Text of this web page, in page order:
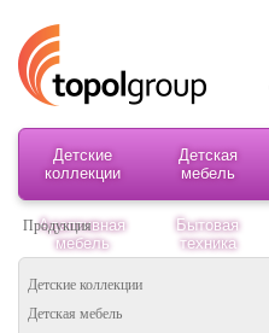
Детские
коллекции
Детская
мебель
Адаптивная
мебель
Бытовая
техника
Продукция
Детские коллекции
Детская мебель